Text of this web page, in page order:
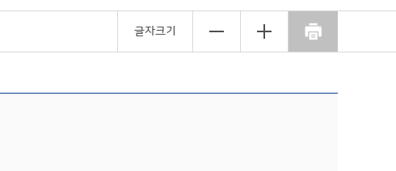
글자크기